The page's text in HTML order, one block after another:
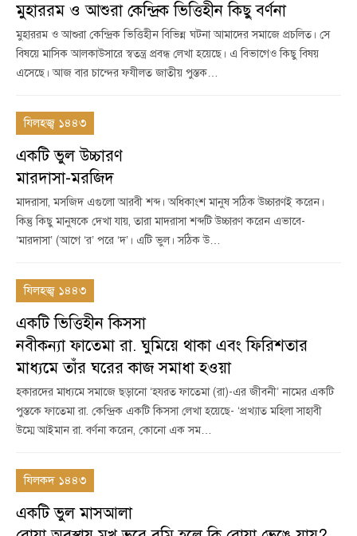
মুহাররম ও আশুরা কেন্দ্রিক ভিত্তিহীন কিছু বর্ণনা
মুহাররম ও আশুরা কেন্দ্রিক ভিত্তিহীন বিভিন্ন ঘটনা আমাদের সমাজে প্রচলিত। সে
বিষয়ে মাসিক আলকাউসারে স্বতন্ত্র প্রবন্ধ লেখা হয়েছে। এ বিভাগেও কিছু বিষয়
এসেছে। আজ বার চান্দের ফযীলত জাতীয় পুস্তক…
যিলহজ্ব ১৪৪৩
একটি ভুল উচ্চারণ
মারদাসা-মরজিদ
মাদরাসা, মসজিদ এগুলো আরবী শব্দ। অধিকাংশ মানুষ সঠিক উচ্চারণই করেন।
কিন্তু কিছু মানুষকে দেখা যায়, তারা মাদরাসা শব্দটি উচ্চারণ করেন এভাবে-
‘মারদাসা’ (আগে ‘র’ পরে ‘দ’। এটি ভুল। সঠিক উ…
যিলহজ্ব ১৪৪৩
একটি ভিত্তিহীন কিসসা
নবীকন্যা ফাতেমা রা. ঘুমিয়ে থাকা এবং ফিরিশতার
মাধ্যমে তাঁর ঘরের কাজ সমাধা হওয়া
হকারদের মাধ্যমে সমাজে ছড়ানো ‘হযরত ফাতেমা (রা)-এর জীবনী’ নামের একটি
পুস্তকে ফাতেমা রা. কেন্দ্রিক একটি কিসসা লেখা হয়েছে- ‘প্রখ্যাত মহিলা সাহাবী
উম্মে আইমান রা. বর্ণনা করেন, কোনো এক সম…
যিলকদ ১৪৪৩
একটি ভুল মাসআলা